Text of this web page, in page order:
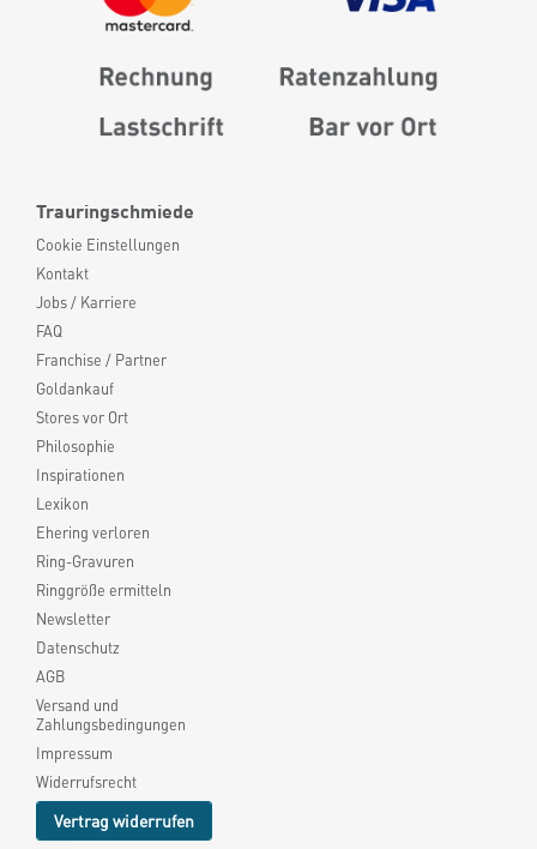
Trauringschmiede
Cookie Einstellungen
Kontakt
Jobs / Karriere
FAQ
Franchise / Partner
Goldankauf
Stores vor Ort
Philosophie
Inspirationen
Lexikon
Ehering verloren
Ring-Gravuren
Ringgröße ermitteln
Newsletter
Datenschutz
AGB
Versand und
Zahlungsbedingungen
Impressum
Widerrufsrecht
Vertrag widerrufen